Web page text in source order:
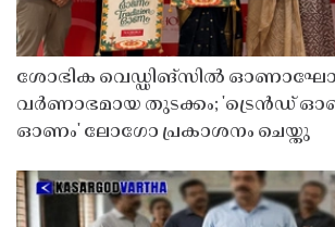
ശോഭിക വെഡ്ഡിങ്സിൽ
വർണാഭമായ തുടക്കം; 'ട്രെൻഡ്
ഓണം' ലോഗോ പ്രകാശനം ചെയ്തു